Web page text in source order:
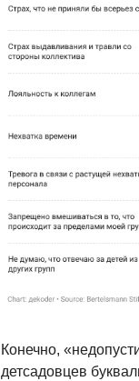
Конечно,
детсадовцев